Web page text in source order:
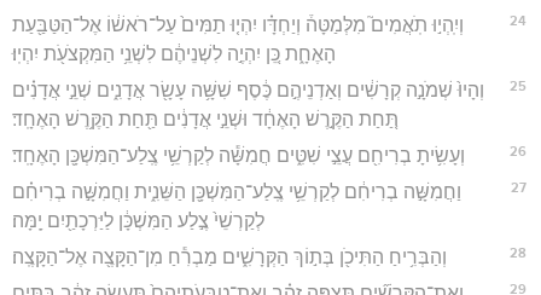
24
וְיִֽהְי֣וּ תֹֽאֲמִים֮ מִלְּמַטָּה֒ וְיַחְדָּ֗ו יִהְי֤וּ תַמִּים֙ עַל־רֹאשׁ֔וֹ אֶל־הַטַּבַּ֖עַת
הָאֶחָ֑ת כֵּ֚ן יִהְיֶ֣ה לִשְׁנֵיהֶ֔ם לִשְׁנֵ֥י הַמִּקְצֹעֹ֖ת יִהְיֽוּ׃
25
וְהָיוּ֙ שְׁמֹנָ֣ה קְרָשִׁ֔ים וְאַדְנֵיהֶ֣ם כֶּ֔סֶף שִׁשָּׁ֥ה עָשָׂ֖ר אֲדָנִ֑ים שְׁנֵ֣י אֲדָנִ֗ים
תַּ֚חַת הַקֶּ֣רֶשׁ הָאֶחָ֔ד וּשְׁנֵ֣י אֲדָנִ֔ים תַּ֖חַת הַקֶּ֥רֶשׁ הָאֶחָֽד׃
26 וְעָשִׂ֥יתָ בְרִיחִ֖ם עֲצֵ֣י שִׁטִּ֑ים חֲמִשָּׁ֕ה לְקַרְשֵׁ֥י צֶֽלַע־הַמִּשְׁכָּ֖ן הָאֶחָֽד׃
27
וַחֲמִשָּׁ֣ה בְרִיחִ֔ם לְקַרְשֵׁ֥י צֶֽלַע־הַמִּשְׁכָּ֖ן הַשֵּׁנִ֑ית וַחֲמִשָּׁ֣ה בְרִיחִ֗ם
לְקַרְשֵׁי֙ צֶ֣לַע הַמִּשְׁכָּ֔ן לַיַּרְכָתַ֖יִם יָֽמָּה׃
28 וְהַבְּרִ֥יחַ הַתִּיכֹ֖ן בְּת֣וֹךְ הַקְּרָשִׁ֑ים מַבְרִ֕חַ מִן־הַקָּצֶ֖ה אֶל־הַקָּצֶֽה׃
29